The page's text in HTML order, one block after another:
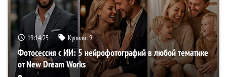
19:14:24 Купили:9
Фотосессия с ИИ: 5 нейрофотографий в любой тематике
от New Dream Works